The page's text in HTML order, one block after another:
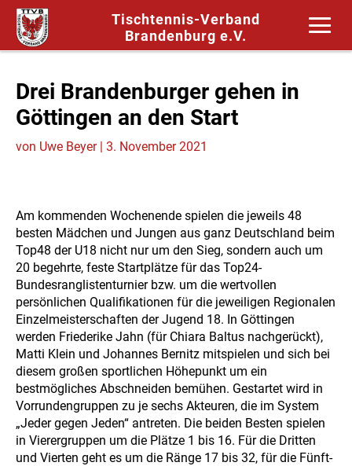
Tischtennis-Verband
Brandenburg e.V.
Drei Brandenburger gehen in
Göttingen an den Start
von Uwe Beyer| 3. November 2021
Am kommenden Wochenende spielen die jeweils 48
besten Mädchen und Jungen aus ganz Deutschland beim
Top48 der U18 nicht nur um den Sieg, sondern auch um
20 begehrte, feste Startplätze für das Top24-
Bundesranglistenturnier bzw. um die wertvollen
persönlichen Qualifikationen für die jeweiligen Regionalen
Einzelmeisterschaften der Jugend 18. In Göttingen
werden Friederike Jahn (für Chiara Baltus nachgerückt),
Matti Klein und Johannes Bernitz mitspielen und sich bei
diesem großen sportlichen Höhepunkt um ein
bestmögliches Abschneiden bemühen. Gestartet wird in
Vorrundengruppen zu je sechs Akteuren, die im System
„Jeder gegen Jeden“ antreten. Die beiden Besten spielen
in Vierergruppen um die Plätze 1 bis 16. Für die Dritten
und Vierten geht es um die Ränge 17 bis 32, für die Fünft-